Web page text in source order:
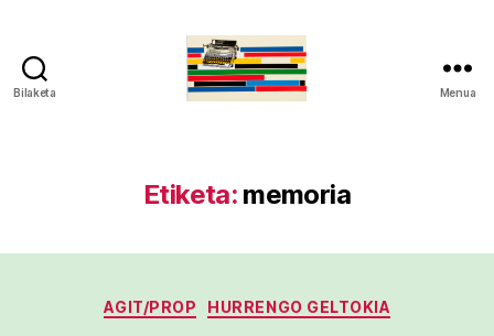
Bilaketa Menua
Etiketa: memoria
Kategoriak
AGIT/PROP HURRENGO GELTOKIA